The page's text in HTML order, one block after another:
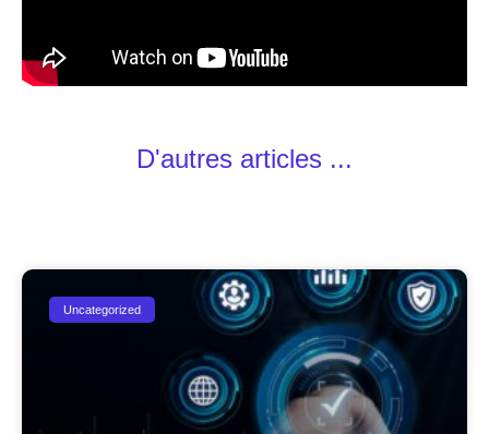
D'autres articles ...
Uncategorized